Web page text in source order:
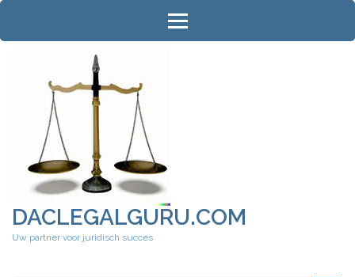
Ga
inhoud
DACLEGALGURU.COM
Uw partner voor juridisch succes